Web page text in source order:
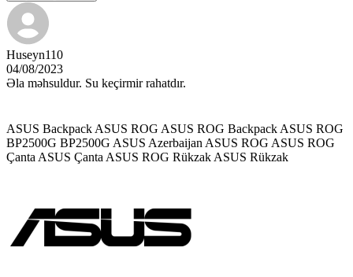
Huseyn110
04/08/2023
Əla məhsuldur. Su keçirmir rahatdır.
ASUS Backpack ASUS ROG ASUS ROG Backpack ASUS ROG
BP2500G BP2500G ASUS Azerbaijan ASUS ROG ASUS ROG
Çanta ASUS Çanta ASUS ROG Rükzak ASUS Rükzak